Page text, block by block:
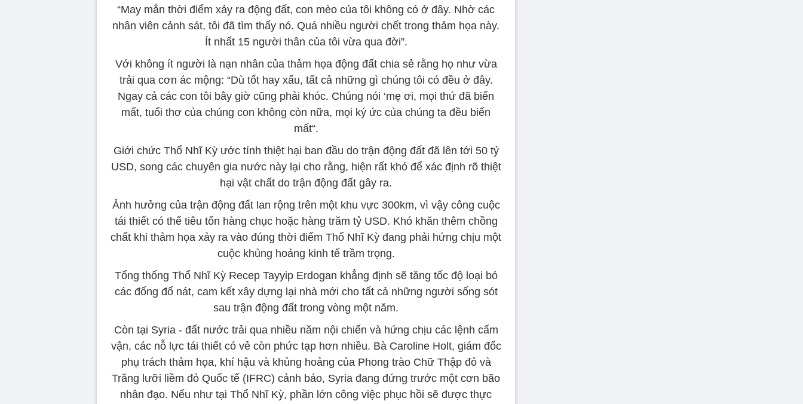
“May mắn thời điểm xảy ra động đất, con mèo của tôi không có ở đây. Nhờ các
nhân viên cảnh sát, tôi đã tìm thấy nó. Quá nhiều người chết trong thảm họa này.
Ít nhất 15 người thân của tôi vừa qua đời”.
Với không ít người là nạn nhân của thảm họa động đất chia sẻ rằng họ như vừa
trải qua cơn ác mộng: “Dù tốt hay xấu, tất cả những gì chúng tôi có đều ở đây.
Ngay cả các con tôi bây giờ cũng phải khóc. Chúng nói ‘mẹ ơi, mọi thứ đã biến
mất, tuổi thơ của chúng con không còn nữa, mọi ký ức của chúng ta đều biến
mất“.
Giới chức Thổ Nhĩ Kỳ ước tính thiệt hại ban đầu do trận động đất đã lên tới 50 tỷ
USD, song các chuyên gia nước này lại cho rằng, hiện rất khó để xác định rõ thiệt
hại vật chất do trận động đất gây ra.
Ảnh hưởng của trận động đất lan rộng trên một khu vực 300km, vì vậy công cuộc
tái thiết có thể tiêu tốn hàng chục hoặc hàng trăm tỷ USD. Khó khăn thêm chồng
chất khi thảm họa xảy ra vào đúng thời điểm Thổ Nhĩ Kỳ đang phải hứng chịu một
cuộc khủng hoảng kinh tế trầm trọng.
Tổng thống Thổ Nhĩ Kỳ Recep Tayyip Erdogan khẳng định sẽ tăng tốc độ loại bỏ
các đống đổ nát, cam kết xây dựng lại nhà mới cho tất cả những người sống sót
sau trận động đất trong vòng một năm.
Còn tại Syria - đất nước trải qua nhiều năm nội chiến và hứng chịu các lệnh cấm
vận, các nỗ lực tái thiết có vẻ còn phức tạp hơn nhiều. Bà Caroline Holt, giám đốc
phụ trách thảm họa, khí hậu và khủng hoảng của Phong trào Chữ Thập đỏ và
Trăng lưỡi liềm đỏ Quốc tế (IFRC) cảnh báo, Syria đang đứng trước một cơn bão
nhân đạo. Nếu như tại Thổ Nhĩ Kỳ, phần lớn công việc phục hồi sẽ được thực